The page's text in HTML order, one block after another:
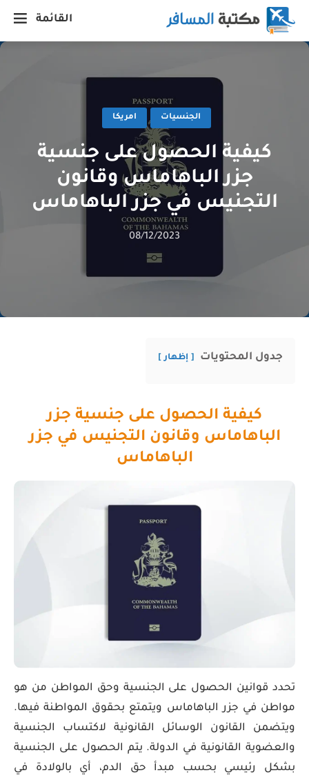
القائمة
الجنسيات امريكا
كيفية الحصول على جنسية
جزر الباهاماس وقانون
التجنيس في جزر الباهاماس
08/12/2023
جدول المحتويات إظهار
كيفية الحصول على جنسية جزر
الباهاماس وقانون التجنيس في جزر
الباهاماس
تحدد قوانين الحصول على الجنسية وحق المواطن من هو
مواطن في جزر الباهاماس ويتمتع بحقوق المواطنة فيها.
ويتضمن القانون الوسائل القانونية لاكتساب الجنسية
والعضوية القانونية في الدولة. يتم الحصول على الجنسية
بشكل رئيسي بحسب مبدأ حق الدم، أي بالولادة في